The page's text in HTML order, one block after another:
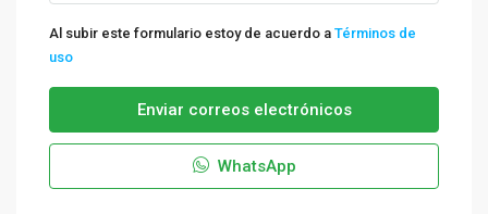
Al subir este formulario estoy de acuerdo a Términos de
uso
Enviar correos electrónicos
WhatsApp